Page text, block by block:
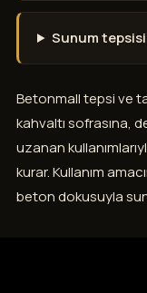
Sunum
Betonmall tepsi ve
kahvaltı sofrasına,
uzanan
kurar. Kullanım
beton dokusuyla